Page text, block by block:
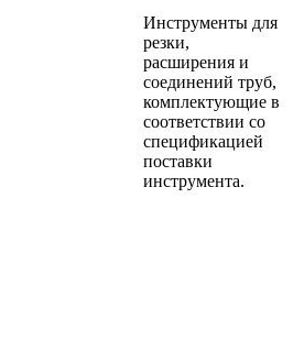
Инструменты для
резки,
расширения и
соединений труб,
комплектующие в
соответствии со
спецификацией
поставки
инструмента.